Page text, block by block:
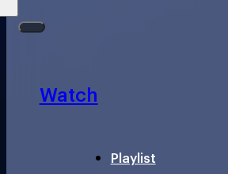
Watch
Playlist